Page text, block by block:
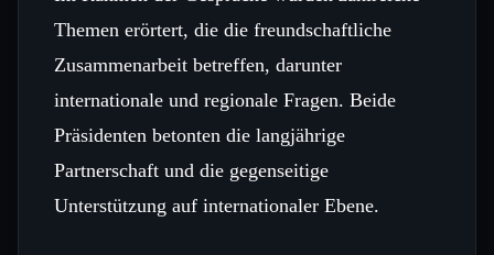
Themen erörtert, die die freundschaftliche
Zusammenarbeit betreffen, darunter
internationale und regionale Fragen. Beide
Präsidenten betonten die langjährige
Partnerschaft und die gegenseitige
Unterstützung auf internationaler Ebene.